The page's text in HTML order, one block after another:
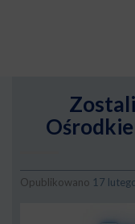
Opublikowano 17